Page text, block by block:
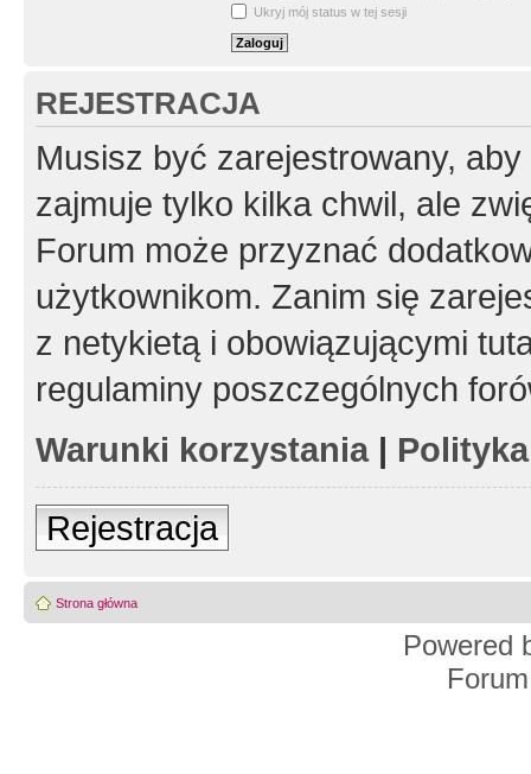
Ukryj mój status w tej sesji
REJESTRACJA
Musisz być zarejestrowany,
zajmuje tylko kilka chwil, ale
Forum może przyznać
użytkownikom. Zanim się
z netykietą i obowiązującymi
regulaminy poszczególnych
Warunki korzystania|
Rejestracja
Strona główna
Powered